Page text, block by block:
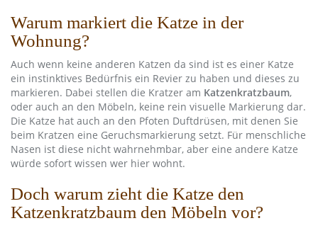
Warum markiert die Katze in der
Wohnung?
Auch wenn keine anderen Katzen da sind ist es einer Katze
ein instinktives Bedürfnis ein Revier zu haben und dieses zu
markieren. Dabei stellen die Kratzer am Katzenkratzbaum,
oder auch an den Möbeln, keine rein visuelle Markierung dar.
Die Katze hat auch an den Pfoten Duftdrüsen, mit denen Sie
beim Kratzen eine Geruchsmarkierung setzt. Für menschliche
Nasen ist diese nicht wahrnehmbar, aber eine andere Katze
würde sofort wissen wer hier wohnt.
Doch warum zieht die Katze den
Katzenkratzbaum den Möbeln vor?